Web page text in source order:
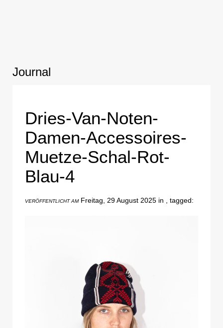
Journal
Dries-Van-Noten-
Damen-Accessoires-
Muetze-Schal-Rot-
Blau-4
VERÖFFENTLICHT AMFreitag, 29 August 2025 in , tagged: